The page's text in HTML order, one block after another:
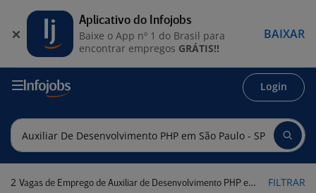
Login
2 Vagas de Emprego de Auxiliar de Desenvolvimento PHP em São Paulo - SP FILTRAR
Aplicativo do Infojobs
Baixe o App nº 1 do Brasil para
encontrar empregos GRÁTIS!!
BAIXAR